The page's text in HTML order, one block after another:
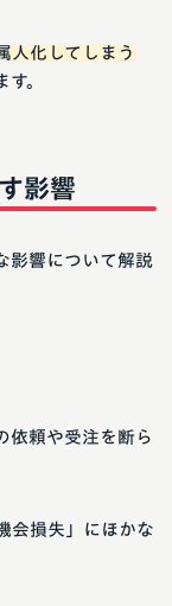
人化してしまう
す。
影響
影響について解説
依頼や受注を断ら
会損失」にほかな